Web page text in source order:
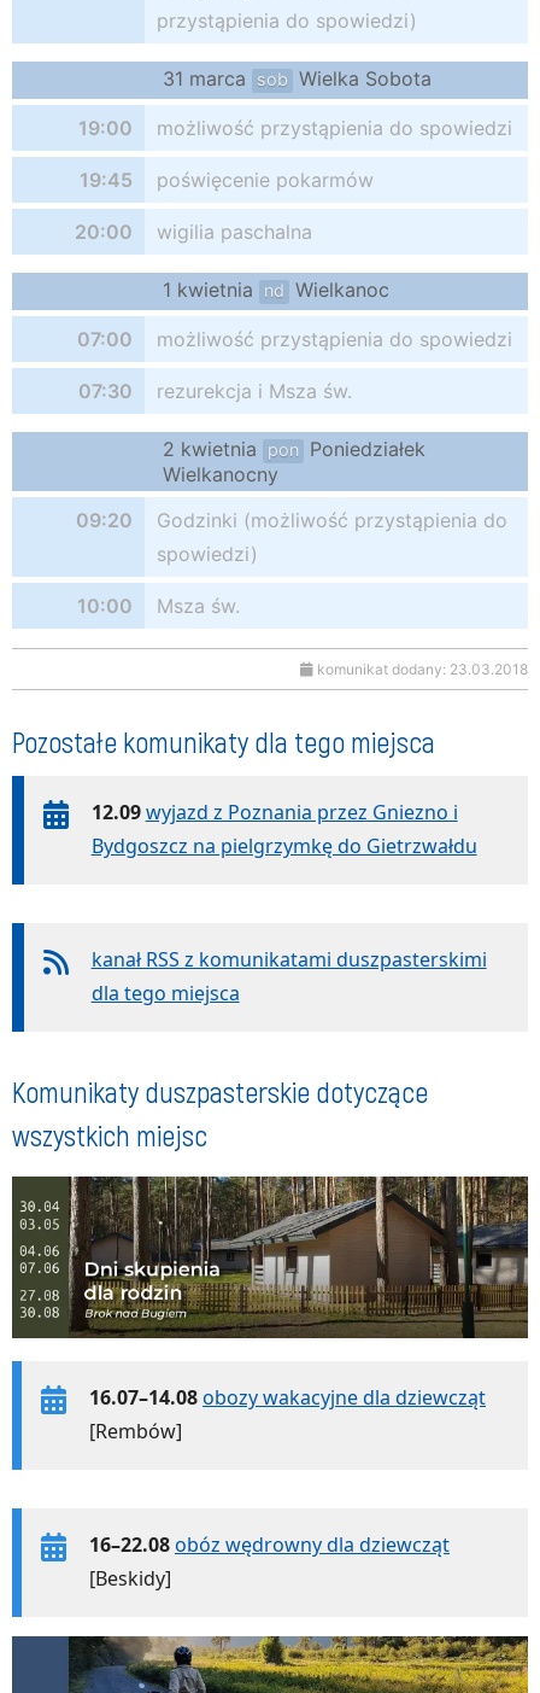
przystąpienia do spowiedzi)
31 marca sob Wielka Sobota
19:00 możliwość przystąpienia do spowiedzi
19:45 poświęcenie pokarmów
20:00 wigilia paschalna
1 kwietnia nd Wielkanoc
07:00 możliwość przystąpienia do spowiedzi
07:30 rezurekcja i Msza św.
2 kwietnia pon
Poniedziałek
Wielkanocny
09:20
Godzinki (możliwość przystąpienia do
spowiedzi)
10:00 Msza św.
komunikat dodany: 23.03.2018
Pozostałe komunikaty dla tego miejsca
12.09 wyjazd z Poznania przez Gniezno i
Bydgoszcz na pielgrzymkę do Gietrzwałdu
kanał RSS z komunikatami duszpasterskimi
dla tego miejsca
Komunikaty duszpasterskie dotyczące
wszystkich miejsc
16.07–14.08obozy wakacyjne dla dziewcząt
[Rembów]
16–22.08obóz wędrowny dla dziewcząt
[Beskidy]